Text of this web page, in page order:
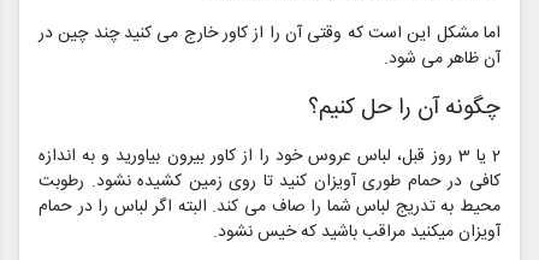
اما مشکل این است که وقتی آن را از کاور خارج می کنید چند چین در
آن ظاهر می شود.
چگونه آن را حل کنیم؟
2 یا 3 روز قبل، لباس عروس خود را از کاور بیرون بیاورید و به اندازه
کافی در حمام طوری آویزان کنید تا روی زمین کشیده نشود. رطوبت
محیط به تدریج لباس شما را صاف می کند. البته اگر لباس را در حمام
آویزان میکنید مراقب باشید که خیس نشود.